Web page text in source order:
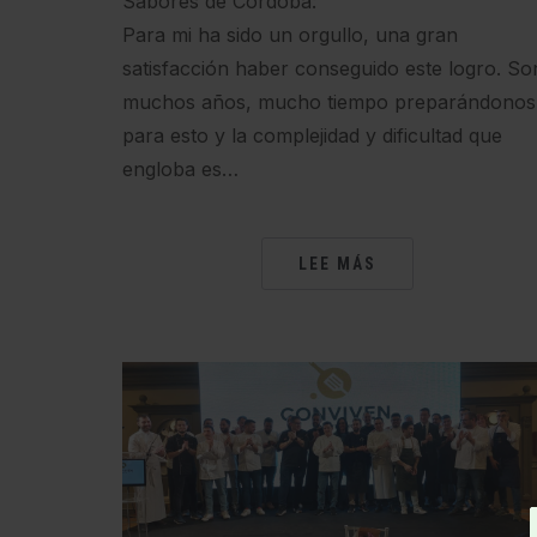
Para mi ha sido un orgullo, una gran
satisfacción haber conseguido este logro.
muchos años, mucho tiempo preparándonos
para esto y la complejidad y dificultad que
engloba es…
LEE MÁS